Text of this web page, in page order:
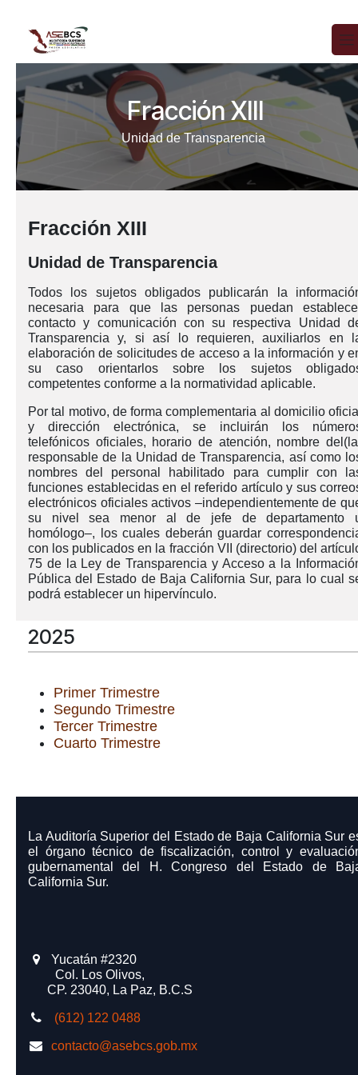
Fracción XIII
Unidad de Transparencia
Fracción XIII
Unidad de Transparencia
Todos los sujetos obligados publicarán la
necesaria para que las personas puedan
contacto y comunicación con su respectiva Unidad
Transparencia y, si así lo requieren, auxiliarlos en
elaboración de solicitudes de acceso a la información y
su caso orientarlos sobre los sujetos
competentes conforme a la normatividad aplicable.
Por tal motivo, de forma complementaria al domicilio
y dirección electrónica, se incluirán los
telefónicos oficiales, horario de atención, nombre
responsable de la Unidad de Transparencia, así como
nombres del personal habilitado para cumplir con
funciones establecidas en el referido artículo y sus
electrónicos oficiales activos –independientemente de
su nivel sea menor al de jefe de departamento
homólogo–, los cuales deberán guardar
con los publicados en la fracción VII (directorio) del
75 de la Ley de Transparencia y Acceso a la
Pública del Estado de Baja California Sur, para lo cual
podrá establecer un hipervínculo.
2025
Primer Trimestre
Segundo Trimestre
Tercer Trimestre
Cuarto Trimestre
La Auditoría Superior del Estado de Baja California Sur
el órgano técnico de fiscalización, control y
gubernamental del H. Congreso del Estado de
California Sur.
Yucatán #2320
​ Col. Los Olivos,
CP. 23040, La Paz, B.C.S
(612) 122 0488
contacto@asebcs.gob.mx